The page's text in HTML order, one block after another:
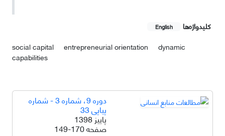
کلیدواژه‌ها English
social capital entrepreneurial orientation
dynamic
capabilities
دوره 9، شماره 3 - شماره
پیاپی 33
پاییز 1398
صفحه149-170